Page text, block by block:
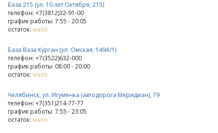
База 215 (ул. 10 лет Октября, 215)
телефон: +7(3812)32-91-00
график работы: 7:55 - 20:05
остаток: мало
База Ваза Курган (ул. Омская, 149А/1)
телефон: +7(3522)632-000
график работы: 08:00 - 20:00
остаток: мало
Челябинск, ул. Игуменка (автодорога Меридиан), 79
телефон: +7(351)214-77-77
график работы: 7:55 - 23:05
остаток: мало